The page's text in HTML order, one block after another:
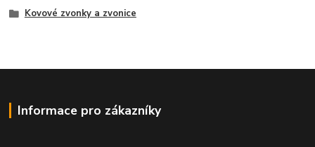
Kovové zvonky a zvonice
Informace pro zákazníky